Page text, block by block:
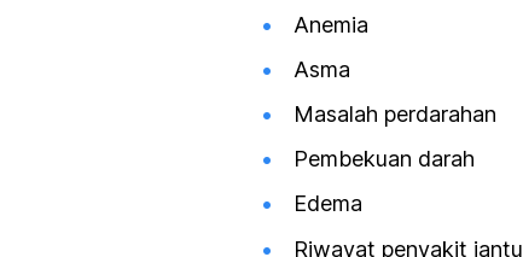
Anemia
Asma
Masalah perdarahan
Pembekuan darah
Edema
Riwayat penyakit